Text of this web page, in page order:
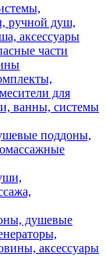
ручной душ,
аксессуары
части
для
ванны, системы
поддоны,
душевые
аксессуары